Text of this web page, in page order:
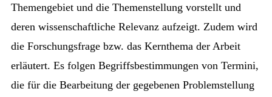
Themengebiet und die Themenstellung vorstellt und
deren wissenschaftliche Relevanz aufzeigt. Zudem wird
die Forschungsfrage bzw. das Kernthema der Arbeit
erläutert. Es folgen Begriffsbestimmungen von Termini,
die für die Bearbeitung der gegebenen Problemstellung